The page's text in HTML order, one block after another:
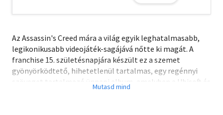
Az Assassin's Creed mára a világ egyik leghatalmasabb,
legikonikusabb videojáték-sagájává nőtte ki magát. A
franchise 15. születésnapjára készült ez a szemet
gyönyörködtető, hihetetlenül tartalmas, egy regénnyi
szöveget tartalmazó ünnepi album, amelyben a Ubisoft és
az Assassin's Creed kulcsfigurái mesélik el az egyes